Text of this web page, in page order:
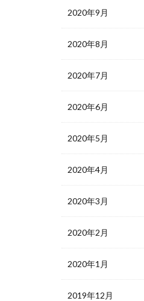
2020年9月
2020年8月
2020年7月
2020年6月
2020年5月
2020年4月
2020年3月
2020年2月
2020年1月
2019年12月